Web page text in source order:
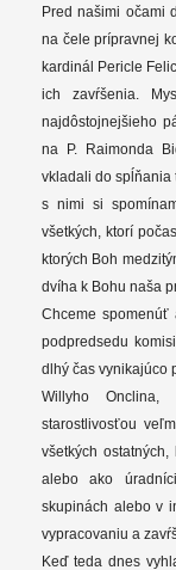
Pred našimi očami
na čele prípravnej
kardinál Pericle
ich zavŕšenia.
najdôstojnejšieho
na P. Raimonda
vkladali do spĺňania
s nimi si
všetkých, ktorí
ktorých Boh
dvíha k Bohu naša
Chceme spomenúť
podpredsedu
dlhý čas vynikajúco
Willyho
starostlivosťou
všetkých
alebo ako
skupinách alebo v
vypracovaniu a
Keď teda dnes